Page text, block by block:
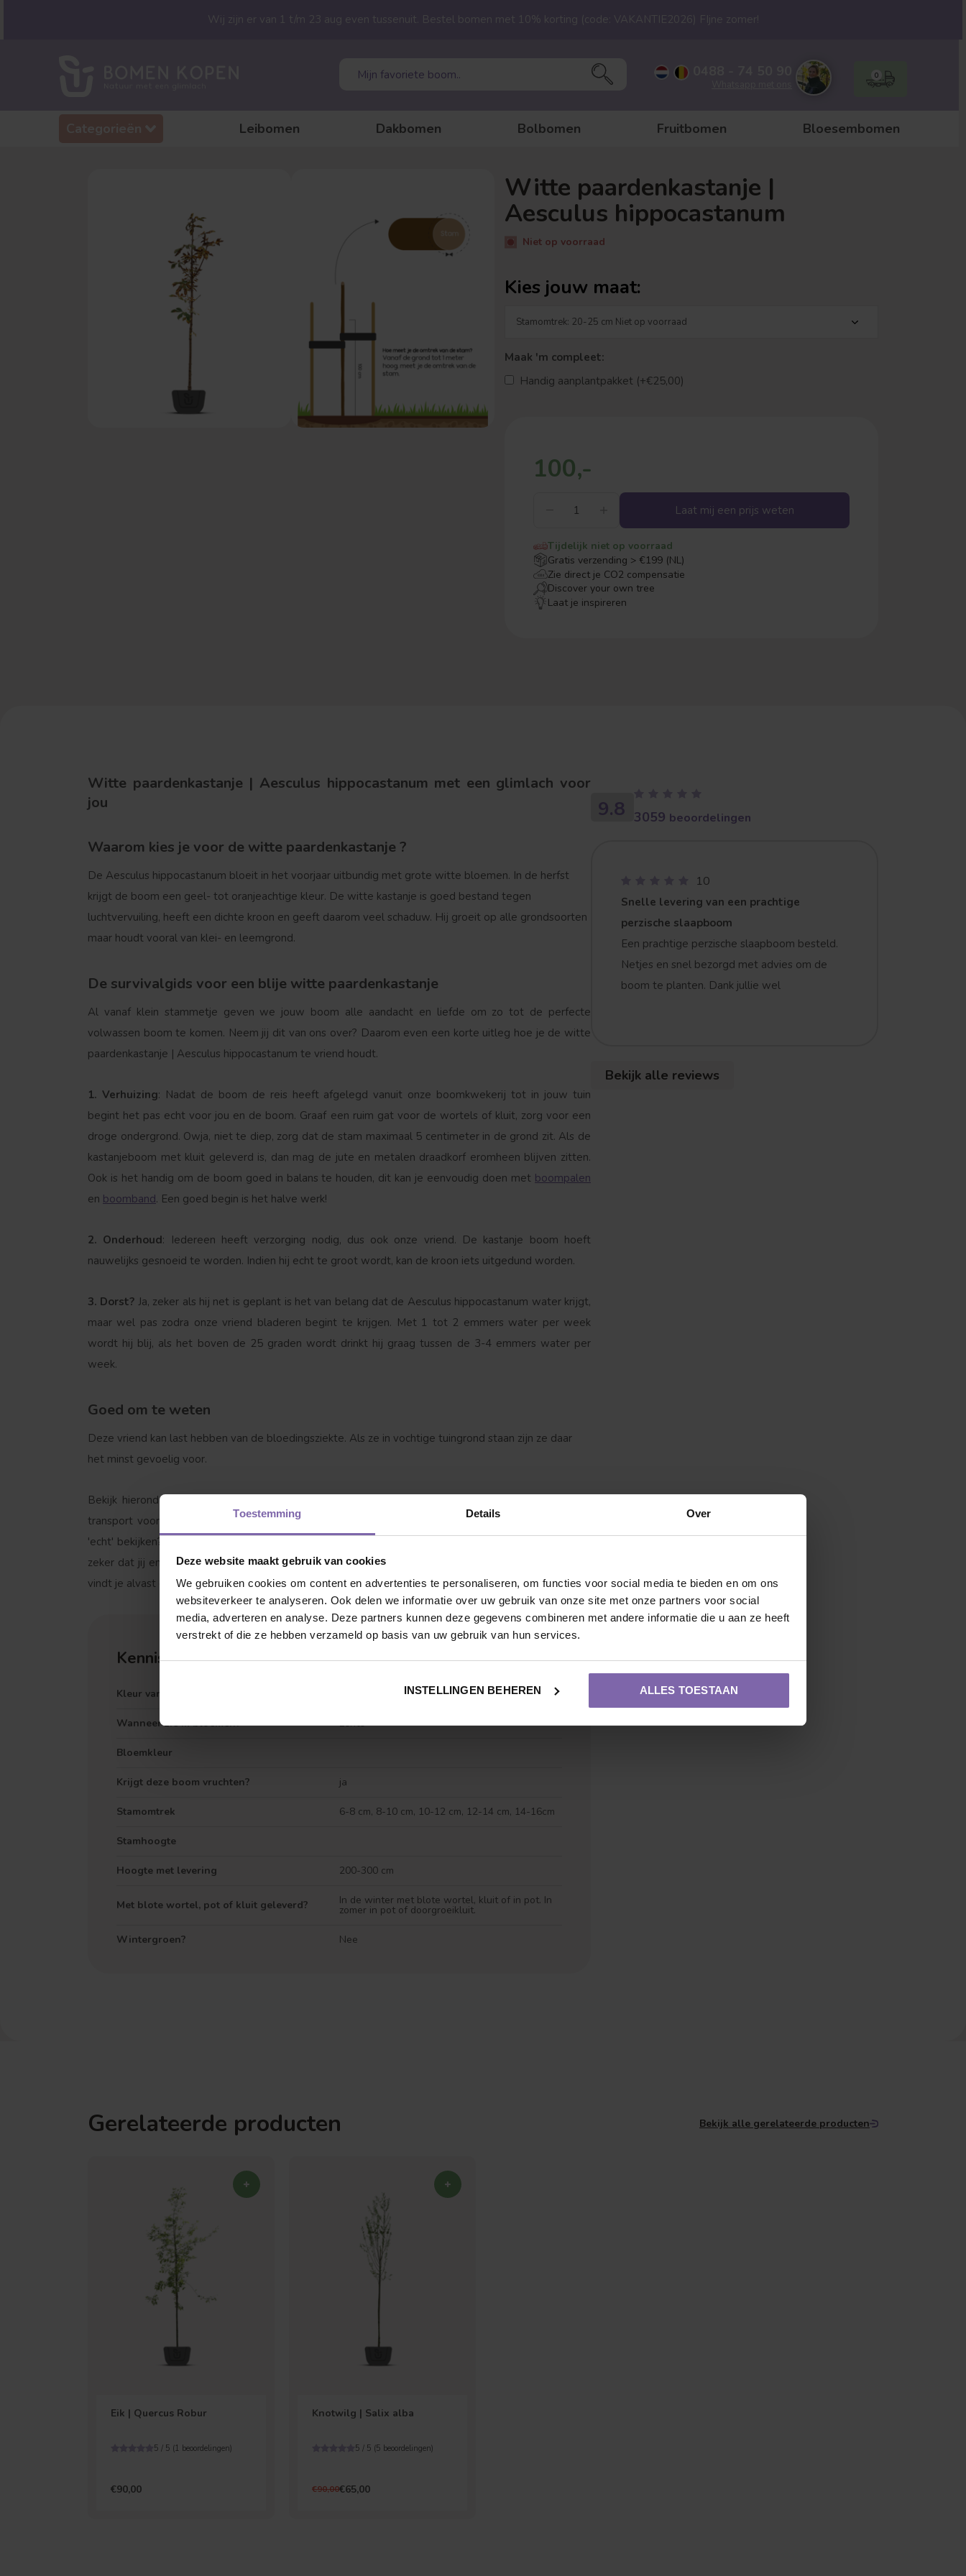
Toestemming Details Over
Deze website maakt gebruik van cookies
We gebruiken cookies om content en advertenties te personaliseren, om functies voor social media te bieden en om ons
websiteverkeer te analyseren. Ook delen we informatie over uw gebruik van onze site met onze partners voor social
media, adverteren en analyse. Deze partners kunnen deze gegevens combineren met andere informatie die u aan ze heeft
verstrekt of die ze hebben verzameld op basis van uw gebruik van hun services.
INSTELLINGEN BEHEREN ALLES TOESTAAN
Leibomen Dakbomen Bolbomen Fruitbomen Bloesembomen
0
Wij zijn er van 1 t/m 23 aug even tussenuit. Bestel bomen met 10% korting (code: VAKANTIE2026) FIjne zomer!
Witte paardenkastanje |
Aesculus hippocastanum
Niet op voorraad
Kies jouw maat:
Maak 'm compleet:
Handig aanplantpakket (+€25,00)
100,-
Laat mij een prijs weten
Tijdelijk niet op voorraad
Gratis verzending > €199 (NL)
Zie direct je CO2 compensatie
Discover your own tree
Laat je inspireren
Witte paardenkastanje | Aesculus hippocastanum met een glimlach voor
jou
Waarom kies je voor de witte paardenkastanje ?
De Aesculus hippocastanum bloeit in het voorjaar uitbundig met grote witte bloemen. In de herfst
krijgt de boom een geel- tot oranjeachtige kleur. De witte kastanje is goed bestand tegen
luchtvervuiling, heeft een dichte kroon en geeft daarom veel schaduw. Hij groeit op alle grondsoorten
maar houdt vooral van klei- en leemgrond.
De survivalgids voor een blije witte paardenkastanje
Al vanaf klein stammetje geven we jouw boom alle aandacht en liefde om zo tot de perfecte
volwassen boom te komen. Neem jij dit van ons over? Daarom even een korte uitleg hoe je de witte
paardenkastanje | Aesculus hippocastanum te vriend houdt.
1. Verhuizing: Nadat de boom de reis heeft afgelegd vanuit onze boomkwekerij tot in jouw tuin
begint het pas echt voor jou en de boom. Graaf een ruim gat voor de wortels of kluit, zorg voor een
droge ondergrond. Owja, niet te diep, zorg dat de stam maximaal 5 centimeter in de grond zit. Als de
kastanjeboom met kluit geleverd is, dan mag de jute en metalen draadkorf eromheen blijven zitten.
Ook is het handig om de boom goed in balans te houden, dit kan je eenvoudig doen met boompalen
en boomband. Een goed begin is het halve werk!
2. Onderhoud: Iedereen heeft verzorging nodig, dus ook onze vriend. De kastanje boom hoeft
nauwelijks gesnoeid te worden. Indien hij echt te groot wordt, kan de kroon iets uitgedund worden.
3. Dorst? Ja, zeker als hij net is geplant is het van belang dat de Aesculus hippocastanum water krijgt,
maar wel pas zodra onze vriend bladeren begint te krijgen. Met 1 tot 2 emmers water per week
wordt hij blij, als het boven de 25 graden wordt drinkt hij graag tussen de 3-4 emmers water per
week.
Goed om te weten
Deze vriend kan last hebben van de bloedingsziekte. Als ze in vochtige tuingrond staan zijn ze daar
het minst gevoelig voor.
Bekijk hieronder de accessoires waar de kastanjeboom blij van wordt. Wij zorgen voor een veilig
transport voor jouw boom, zodat deze niet beschadigd raakt. Liever onze bomen eerst even in het
'echt' bekijken? Maak kennis met ons concept:
zeker dat jij en je boom gaan matchen staan wealtijd voor je klaar
vindt je alvast onze garantievoorwaarden.
Kennisbank
Kleur van het blad
Wanneer zie ik bloemen? Lente
Bloemkleur
Krijgt deze boom vruchten? ja
Stamomtrek 6-8 cm, 8-10 cm, 10-12 cm, 12-14 cm, 14-16cm
Stamhoogte
Hoogte met levering 200-300 cm
Met blote wortel, pot of kluit geleverd? In de winter met blote wortel, kluit of in pot. In
zomer in pot of doorgroeikluit.
Wintergroen? Nee
9.8 3059 beoordelingen
10
Snelle levering van een prachtige
perzische slaapboom
Een prachtige perzische slaapboom besteld.
Netjes en snel bezorgd met advies om de
boom te planten. Dank jullie wel
Bekijk alle reviews
Gerelateerde producten Bekijk alle gerelateerde producten
Eik | Quercus Robur
5 / 5 (1 beoordelingen)
€90,00
Knotwilg | Salix alba
5 / 5 (5 beoordelingen)
€90,00€65,00
Leivorm Dakvorm Bolvorm Verspreide vorm
Treurvorm